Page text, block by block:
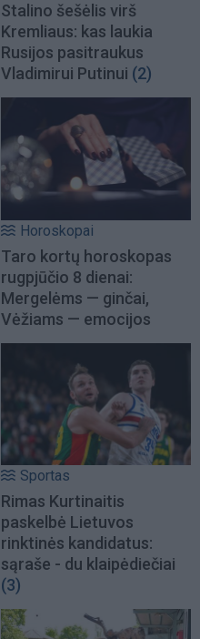
Stalino šešėlis virš
Kremliaus: kas laukia
Rusijos pasitraukus
Vladimirui Putinui (2)
Horoskopai
Taro kortų horoskopas
rugpjūčio 8 dienai:
Mergelėms — ginčai,
Vėžiams — emocijos
Sportas
Rimas Kurtinaitis
paskelbė Lietuvos
rinktinės kandidatus:
sąraše - du klaipėdiečiai
(3)